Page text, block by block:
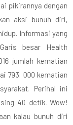
pikirannya dengan
aksi bunuh diri,
Informasi yang
besar Health
jumlah kematian
793. 000 kematian
Perihal ini
40 detik. Wow!
kalau bunuh diri